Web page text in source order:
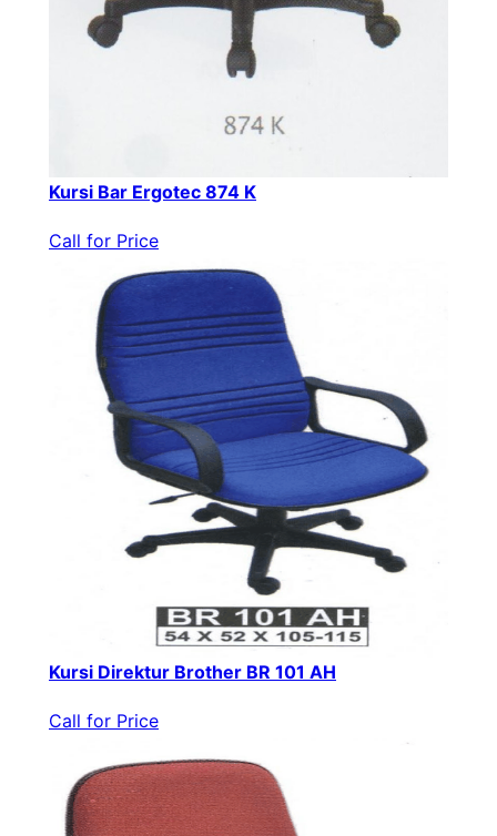
Kursi Bar Ergotec 874 K
Call for Price
Kursi Direktur Brother BR 101 AH
Call for Price